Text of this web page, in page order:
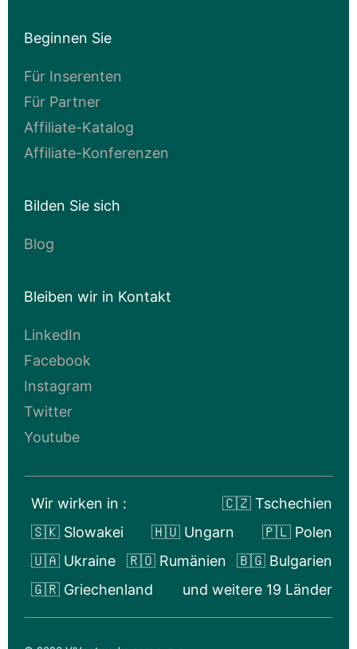
Beginnen Sie
Für Inserenten
Für Partner
Affiliate-Katalog
Affiliate-Konferenzen
Bilden Sie sich
Blog
Bleiben wir in Kontakt
LinkedIn
Facebook
Instagram
Twitter
Youtube
Wir wirken in :
🇨🇿 Tschechien
🇸🇰 Slowakei
🇭🇺 Ungarn
🇵🇱 Polen
🇺🇦 Ukraine
🇷🇴 Rumänien
🇧🇬 Bulgarien
🇬🇷 Griechenland
und weitere 19 Länder